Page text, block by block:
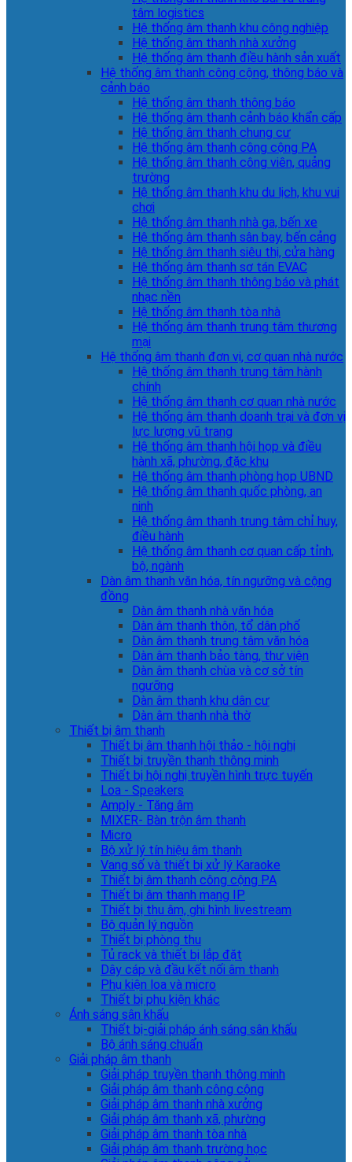
tâm logistics
Hệ thống âm thanh khu công nghiệp
Hệ thống âm thanh nhà xưởng
Hệ thống âm thanh điều hành sản xuất
Hệ thống âm thanh công cộng, thông báo và
cảnh báo
Hệ thống âm thanh thông báo
Hệ thống âm thanh cảnh báo khẩn cấp
Hệ thống âm thanh chung cư
Hệ thống âm thanh công cộng PA
Hệ thống âm thanh công viên, quảng
trường
Hệ thống âm thanh khu du lịch, khu vui
chơi
Hệ thống âm thanh nhà ga, bến xe
Hệ thống âm thanh sân bay, bến cảng
Hệ thống âm thanh siêu thị, cửa hàng
Hệ thống âm thanh sơ tán EVAC
Hệ thống âm thanh thông báo và phát
nhạc nền
Hệ thống âm thanh tòa nhà
Hệ thống âm thanh trung tâm thương
mại
Hệ thống âm thanh đơn vị, cơ quan nhà nước
Hệ thống âm thanh trung tâm hành
chính
Hệ thống âm thanh cơ quan nhà nước
Hệ thống âm thanh doanh trại và đơn vị
lực lượng vũ trang
Hệ thống âm thanh hội họp và điều
hành xã, phường, đặc khu
Hệ thống âm thanh phòng họp UBND
Hệ thống âm thanh quốc phòng, an
ninh
Hệ thống âm thanh trung tâm chỉ huy,
điều hành
Hệ thống âm thanh cơ quan cấp tỉnh,
bộ, ngành
Dàn âm thanh văn hóa, tín ngưỡng và cộng
đồng
Dàn âm thanh nhà văn hóa
Dàn âm thanh thôn, tổ dân phố
Dàn âm thanh trung tâm văn hóa
Dàn âm thanh bảo tàng, thư viện
Dàn âm thanh chùa và cơ sở tín
ngưỡng
Dàn âm thanh khu dân cư
Dàn âm thanh nhà thờ
Thiết bị âm thanh
Thiết bị âm thanh hội thảo - hội nghị
Thiết bị truyền thanh thông minh
Thiết bị hội nghị truyền hình trực tuyến
Loa - Speakers
Amply - Tăng âm
MIXER- Bàn trộn âm thanh
Micro
Bộ xử lý tín hiệu âm thanh
Vang số và thiết bị xử lý Karaoke
Thiết bị âm thanh công cộng PA
Thiết bị âm thanh mạng IP
Thiết bị thu âm, ghi hình livestream
Bộ quản lý nguồn
Thiết bị phòng thu
Tủ rack và thiết bị lắp đặt
Dây cáp và đầu kết nối âm thanh
Phụ kiện loa và micro
Thiết bị phụ kiện khác
Ánh sáng sân khấu
Thiết bị-giải pháp ánh sáng sân khấu
Bộ ánh sáng chuẩn
Giải pháp âm thanh
Giải pháp truyền thanh thông minh
Giải pháp âm thanh công cộng
Giải pháp âm thanh nhà xưởng
Giải pháp âm thanh xã, phường
Giải pháp âm thanh tòa nhà
Giải pháp âm thanh trường học